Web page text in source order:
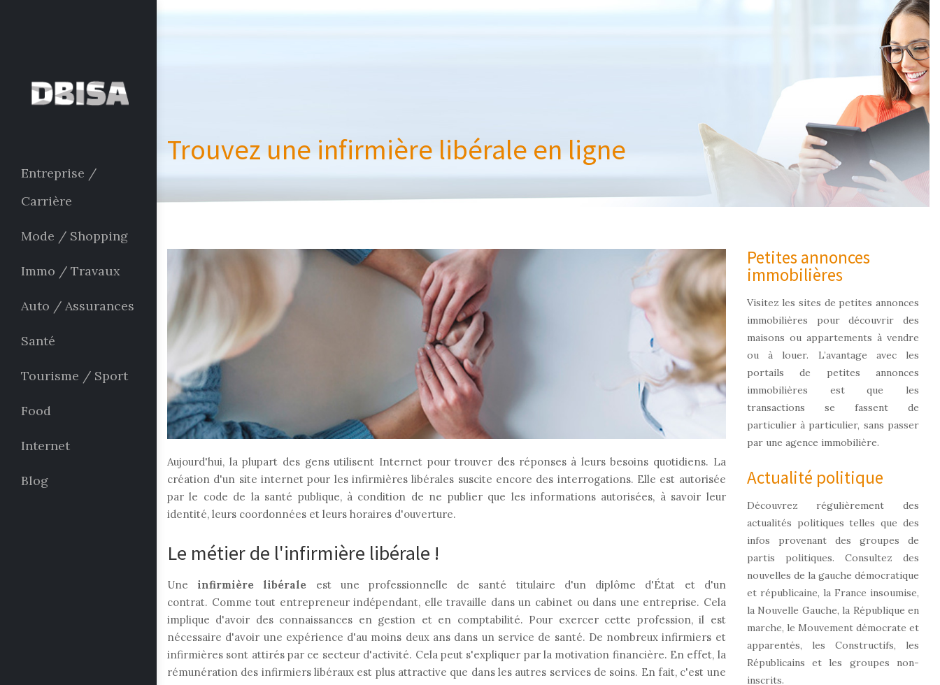
Entreprise /
Carrière
Mode / Shopping
Immo / Travaux
Auto / Assurances
Santé
Tourisme / Sport
Food
Internet
Blog
Trouvez une infirmière libérale en ligne
Aujourd'hui, la plupart des gens utilisent Internet pour trouver des réponses à leurs besoins quotidiens. La
création d'un site internet pour les infirmières libérales suscite encore des interrogations. Elle est autorisée
par le code de la santé publique, à condition de ne publier que les informations autorisées, à savoir leur
identité, leurs coordonnées et leurs horaires d'ouverture.
Le métier de l'infirmière libérale !
Une infirmière libérale est une professionnelle de santé titulaire d'un diplôme d'État et d'un
contrat. Comme tout entrepreneur indépendant, elle travaille dans un cabinet ou dans une entreprise. Cela
implique d'avoir des connaissances en gestion et en comptabilité. Pour exercer cette profession, il est
nécessaire d'avoir une expérience d'au moins deux ans dans un service de santé. De nombreux infirmiers et
infirmières sont attirés par ce secteur d'activité. Cela peut s'expliquer par la motivation financière. En effet, la
rémunération des infirmiers libéraux est plus attractive que dans les autres services de soins. En fait, c'est une
Petites annonces
immobilières
Visitez les sites de petites annonces
immobilières pour découvrir des
maisons ou appartements à vendre
ou à louer. L’avantage avec les
portails de petites annonces
immobilières est que les
transactions se fassent de
particulier à particulier, sans passer
par une agence immobilière.
Actualité politique
Découvrez régulièrement des
actualités politiques telles que des
infos provenant des groupes de
partis politiques. Consultez des
nouvelles de la gauche démocratique
et républicaine, la France insoumise,
la Nouvelle Gauche, la République en
marche, le Mouvement démocrate et
apparentés, les Constructifs, les
Républicains et les groupes non-
inscrits.